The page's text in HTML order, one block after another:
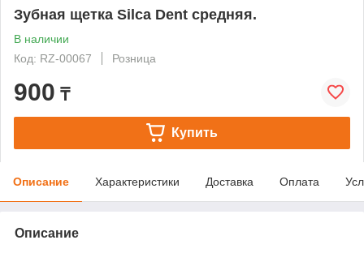
Зубная щетка Silca Dent средняя.
В наличии
Код: RZ-00067
Розница
900 ₸
Купить
Описание Характеристики Доставка Оплата
Описание